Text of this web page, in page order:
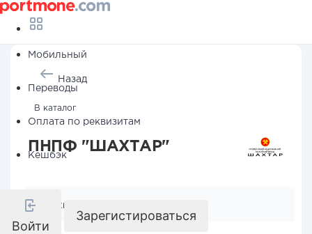
Мобильный
Переводы
Оплата по реквизитам
Кешбэк
Войти
Зарегистироваться
Назад
В каталог
ПНПФ "ШАХТАР"
Реквизиты компании